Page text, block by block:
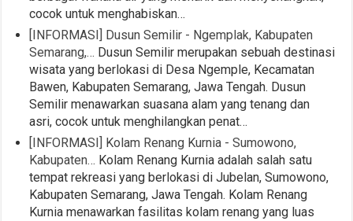
cocok untuk menghabiskan…
[INFORMASI] Dusun Semilir - Ngemplak, Kabupaten
Semarang,… Dusun Semilir merupakan sebuah destinasi
wisata yang berlokasi di Desa Ngemple, Kecamatan
Bawen, Kabupaten Semarang, Jawa Tengah. Dusun
Semilir menawarkan suasana alam yang tenang dan
asri, cocok untuk menghilangkan penat…
[INFORMASI] Kolam Renang Kurnia - Sumowono,
Kabupaten… Kolam Renang Kurnia adalah salah satu
tempat rekreasi yang berlokasi di Jubelan, Sumowono,
Kabupaten Semarang, Jawa Tengah. Kolam Renang
Kurnia menawarkan fasilitas kolam renang yang luas